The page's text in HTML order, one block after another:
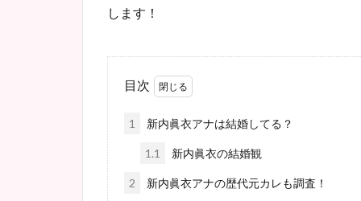
します！
目次
1 新内眞衣アナは結婚してる？
1.1 新内眞衣の結婚観
2 新内眞衣アナの歴代元カレも調査！